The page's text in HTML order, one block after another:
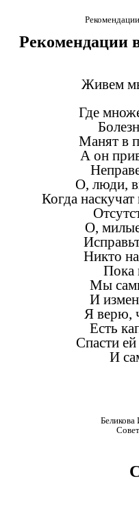
Рекомендации
Живем
Где
Манят в
А он
О, люди,
Когда
О,
Никто
Пока
Мы
И
Я верю,
Есть
Спасти
И
Беликова